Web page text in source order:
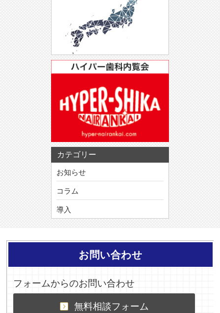
カテゴリー
お知らせ
コラム
導入
お問い合わせ
フォームからのお問い合わせ
無料相談フォーム